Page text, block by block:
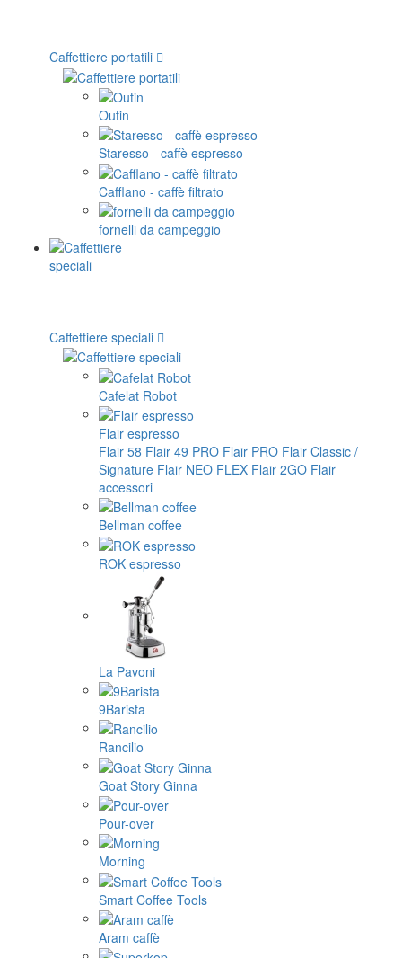
Caffettiere portatili
Outin
Staresso - caffè espresso
Cafflano - caffè filtrato
fornelli da campeggio
Caffettiere speciali
Cafelat Robot
Flair espresso
Flair 58 Flair 49 PRO Flair PRO Flair Classic /
Signature Flair NEO FLEX Flair 2GO Flair
accessori
Bellman coffee
ROK espresso
La Pavoni
9Barista
Rancilio
Goat Story Ginna
Pour-over
Morning
Smart Coffee Tools
Aram caffè